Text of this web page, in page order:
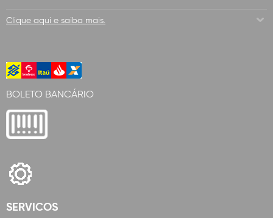
Clique aqui e saiba mais.
BOLETO BANCÁRIO
SERVICOS